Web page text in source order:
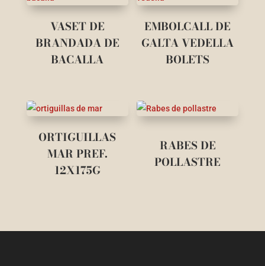
VASET DE
BRANDADA DE
BACALLA
EMBOLCALL DE
GALTA VEDELLA
BOLETS
ORTIGUILLAS
MAR PREF.
12X175G
RABES DE
POLLASTRE